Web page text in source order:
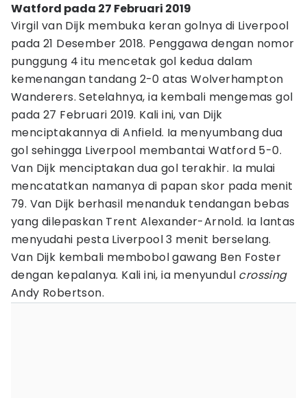
Watford pada 27 Februari 2019
Virgil van Dijk membuka keran golnya di Liverpool
pada 21 Desember 2018. Penggawa dengan nomor
punggung 4 itu mencetak gol kedua dalam
kemenangan tandang 2-0 atas Wolverhampton
Wanderers. Setelahnya, ia kembali mengemas gol
pada 27 Februari 2019. Kali ini, van Dijk
menciptakannya di Anfield. Ia menyumbang dua
gol sehingga Liverpool membantai Watford 5-0.
Van Dijk menciptakan dua gol terakhir. Ia mulai
mencatatkan namanya di papan skor pada menit
79. Van Dijk berhasil menanduk tendangan bebas
yang dilepaskan Trent Alexander-Arnold. Ia lantas
menyudahi pesta Liverpool 3 menit berselang.
Van Dijk kembali membobol gawang Ben Foster
dengan kepalanya. Kali ini, ia menyundul crossing
Andy Robertson.